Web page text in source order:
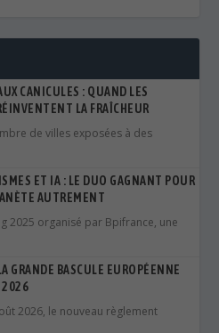
CANICULES : QUAND LES
LA FRAÎCHEUR
de villes exposées à des
ET IA : LE DUO GAGNANT POUR
AUTREMENT
2025 organisé par Bpifrance, une
GRANDE BASCULE EUROPÉENNE
2026
2026, le nouveau règlement